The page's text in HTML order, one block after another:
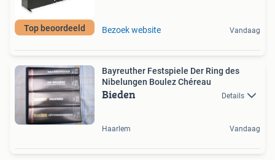
Top beoordeeld Bezoek website Vandaag
Bayreuther Festspiele Der Ring des
Nibelungen Boulez Chéreau
Bieden Details
Haarlem Vandaag